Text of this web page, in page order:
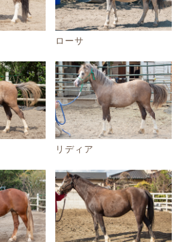
ローサ
リディア